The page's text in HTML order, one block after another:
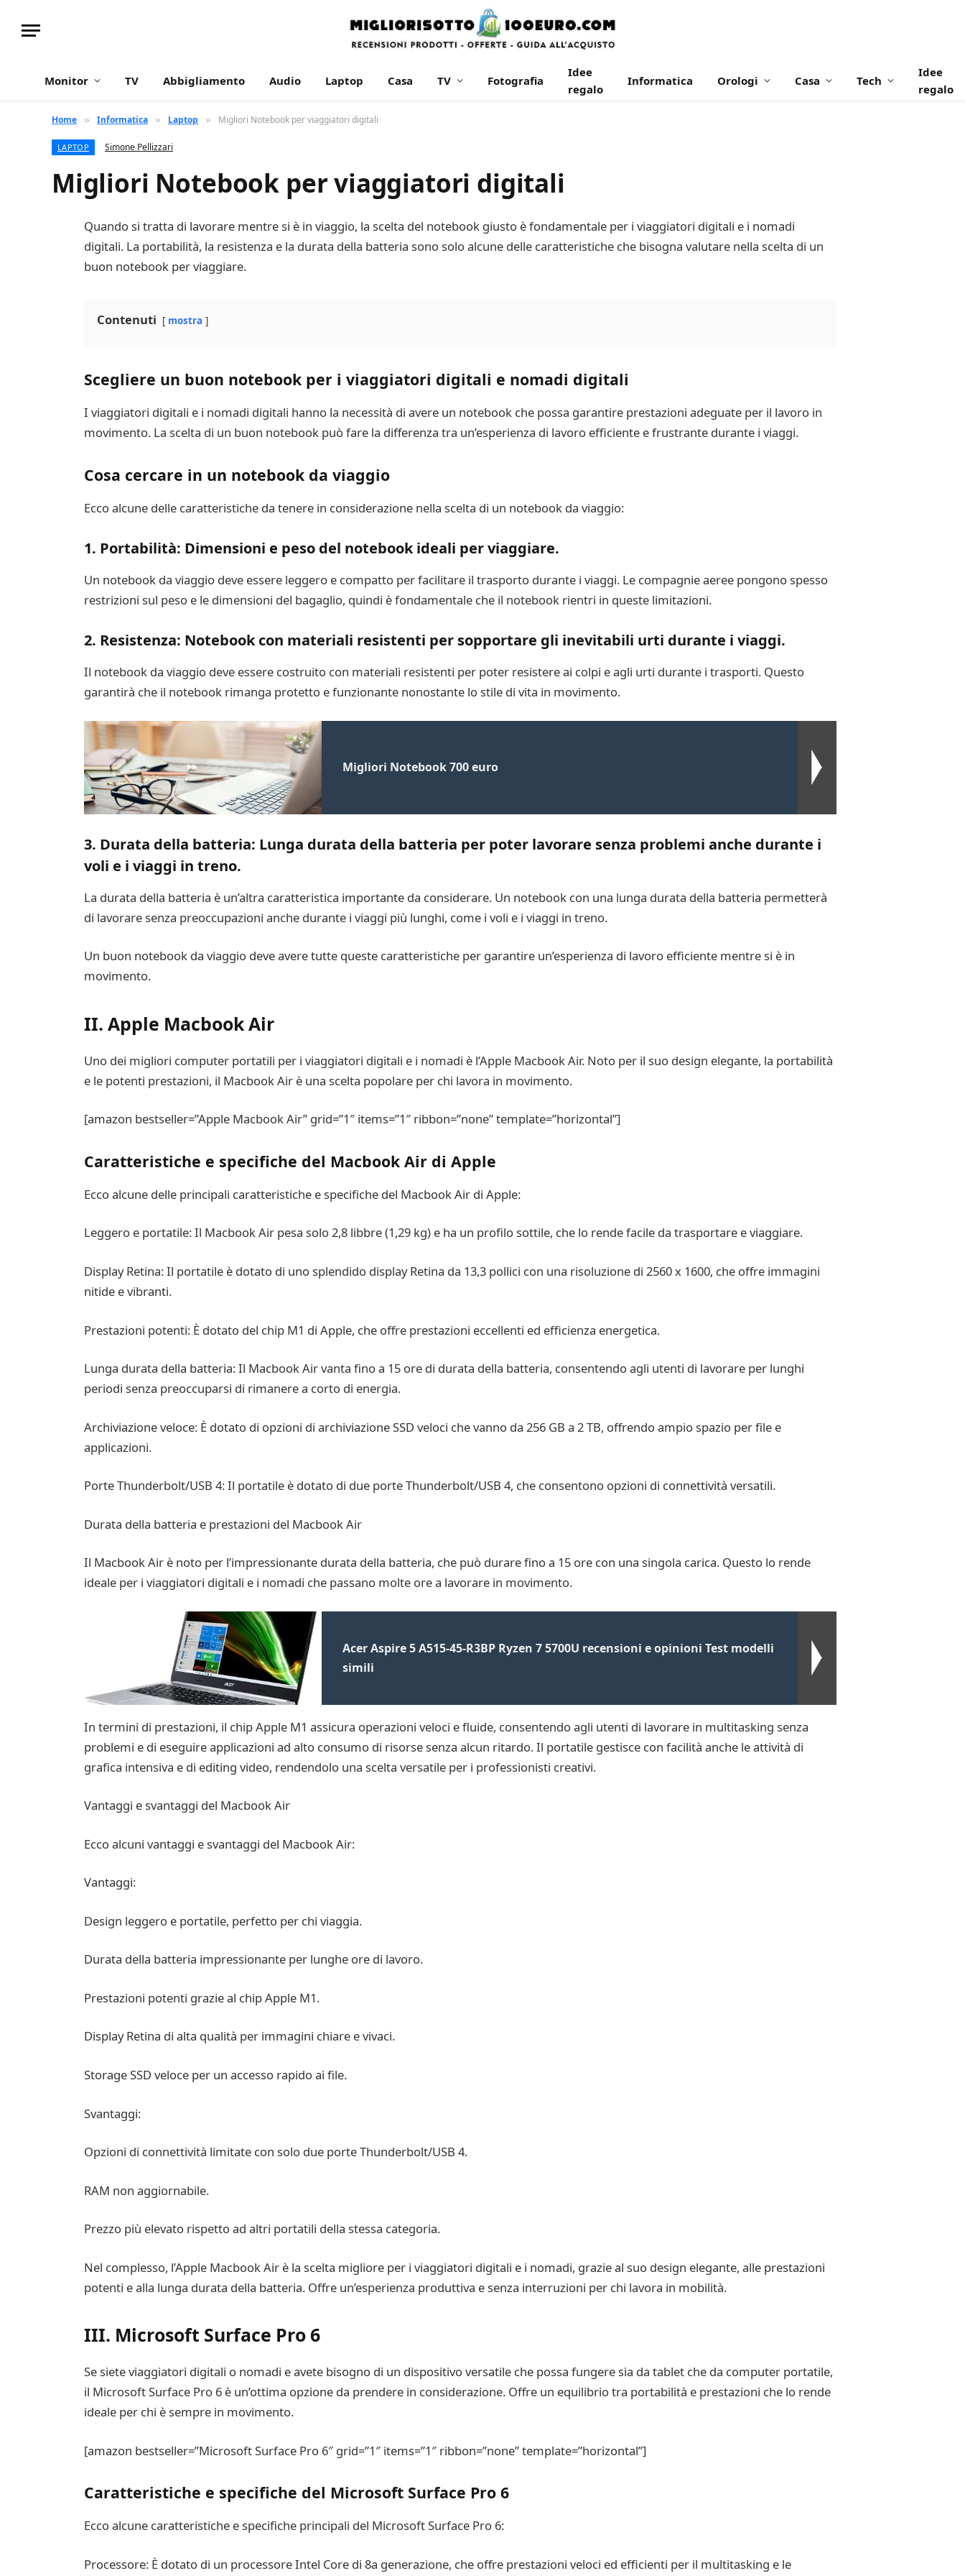
Monitor TV Abbigliamento Audio Laptop Casa TV Fotografia
Idee
regalo
Informatica Orologi Casa Tech
Idee
regalo
Home » Informatica » Laptop » Migliori Notebook per viaggiatori digitali
LAPTOP Simone Pellizzari
Migliori Notebook per viaggiatori digitali
Quando si tratta di lavorare mentre si è in viaggio, la scelta del notebook giusto è fondamentale per i viaggiatori digitali e i nomadi
digitali. La portabilità, la resistenza e la durata della batteria sono solo alcune delle caratteristiche che bisogna valutare nella scelta di un
buon notebook per viaggiare.
Contenuti mostra
Scegliere un buon notebook per i viaggiatori digitali e nomadi digitali
I viaggiatori digitali e i nomadi digitali hanno la necessità di avere un notebook che possa garantire prestazioni adeguate per il lavoro in
movimento. La scelta di un buon notebook può fare la differenza tra un’esperienza di lavoro efficiente e frustrante durante i viaggi.
Cosa cercare in un notebook da viaggio
Ecco alcune delle caratteristiche da tenere in considerazione nella scelta di un notebook da viaggio:
1. Portabilità: Dimensioni e peso del notebook ideali per viaggiare.
Un notebook da viaggio deve essere leggero e compatto per facilitare il trasporto durante i viaggi. Le compagnie aeree pongono spesso
restrizioni sul peso e le dimensioni del bagaglio, quindi è fondamentale che il notebook rientri in queste limitazioni.
2. Resistenza: Notebook con materiali resistenti per sopportare gli inevitabili urti durante i viaggi.
Il notebook da viaggio deve essere costruito con materiali resistenti per poter resistere ai colpi e agli urti durante i trasporti. Questo
garantirà che il notebook rimanga protetto e funzionante nonostante lo stile di vita in movimento.
Migliori Notebook 700 euro
3. Durata della batteria: Lunga durata della batteria per poter lavorare senza problemi anche durante i
voli e i viaggi in treno.
La durata della batteria è un’altra caratteristica importante da considerare. Un notebook con una lunga durata della batteria permetterà
di lavorare senza preoccupazioni anche durante i viaggi più lunghi, come i voli e i viaggi in treno.
Un buon notebook da viaggio deve avere tutte queste caratteristiche per garantire un’esperienza di lavoro efficiente mentre si è in
movimento.
II. Apple Macbook Air
Uno dei migliori computer portatili per i viaggiatori digitali e i nomadi è l’Apple Macbook Air. Noto per il suo design elegante, la portabilità
e le potenti prestazioni, il Macbook Air è una scelta popolare per chi lavora in movimento.
[amazon bestseller=”Apple Macbook Air” grid=”1″ items=”1″ ribbon=”none” template=”horizontal”]
Caratteristiche e specifiche del Macbook Air di Apple
Ecco alcune delle principali caratteristiche e specifiche del Macbook Air di Apple:
Leggero e portatile: Il Macbook Air pesa solo 2,8 libbre (1,29 kg) e ha un profilo sottile, che lo rende facile da trasportare e viaggiare.
Display Retina: Il portatile è dotato di uno splendido display Retina da 13,3 pollici con una risoluzione di 2560 x 1600, che offre immagini
nitide e vibranti.
Prestazioni potenti: È dotato del chip M1 di Apple, che offre prestazioni eccellenti ed efficienza energetica.
Lunga durata della batteria: Il Macbook Air vanta fino a 15 ore di durata della batteria, consentendo agli utenti di lavorare per lunghi
periodi senza preoccuparsi di rimanere a corto di energia.
Archiviazione veloce: È dotato di opzioni di archiviazione SSD veloci che vanno da 256 GB a 2 TB, offrendo ampio spazio per file e
applicazioni.
Porte Thunderbolt/USB 4: Il portatile è dotato di due porte Thunderbolt/USB 4, che consentono opzioni di connettività versatili.
Durata della batteria e prestazioni del Macbook Air
Il Macbook Air è noto per l’impressionante durata della batteria, che può durare fino a 15 ore con una singola carica. Questo lo rende
ideale per i viaggiatori digitali e i nomadi che passano molte ore a lavorare in movimento.
Acer Aspire 5 A515-45-R3BP Ryzen 7 5700U recensioni e opinioni Test modelli
simili
In termini di prestazioni, il chip Apple M1 assicura operazioni veloci e fluide, consentendo agli utenti di lavorare in multitasking senza
problemi e di eseguire applicazioni ad alto consumo di risorse senza alcun ritardo. Il portatile gestisce con facilità anche le attività di
grafica intensiva e di editing video, rendendolo una scelta versatile per i professionisti creativi.
Vantaggi e svantaggi del Macbook Air
Ecco alcuni vantaggi e svantaggi del Macbook Air:
Vantaggi:
Design leggero e portatile, perfetto per chi viaggia.
Durata della batteria impressionante per lunghe ore di lavoro.
Prestazioni potenti grazie al chip Apple M1.
Display Retina di alta qualità per immagini chiare e vivaci.
Storage SSD veloce per un accesso rapido ai file.
Svantaggi:
Opzioni di connettività limitate con solo due porte Thunderbolt/USB 4.
RAM non aggiornabile.
Prezzo più elevato rispetto ad altri portatili della stessa categoria.
Nel complesso, l’Apple Macbook Air è la scelta migliore per i viaggiatori digitali e i nomadi, grazie al suo design elegante, alle prestazioni
potenti e alla lunga durata della batteria. Offre un’esperienza produttiva e senza interruzioni per chi lavora in mobilità.
III. Microsoft Surface Pro 6
Se siete viaggiatori digitali o nomadi e avete bisogno di un dispositivo versatile che possa fungere sia da tablet che da computer portatile,
il Microsoft Surface Pro 6 è un’ottima opzione da prendere in considerazione. Offre un equilibrio tra portabilità e prestazioni che lo rende
ideale per chi è sempre in movimento.
[amazon bestseller=”Microsoft Surface Pro 6″ grid=”1″ items=”1″ ribbon=”none” template=”horizontal”]
Caratteristiche e specifiche del Microsoft Surface Pro 6
Ecco alcune caratteristiche e specifiche principali del Microsoft Surface Pro 6:
Processore: È dotato di un processore Intel Core di 8a generazione, che offre prestazioni veloci ed efficienti per il multitasking e le